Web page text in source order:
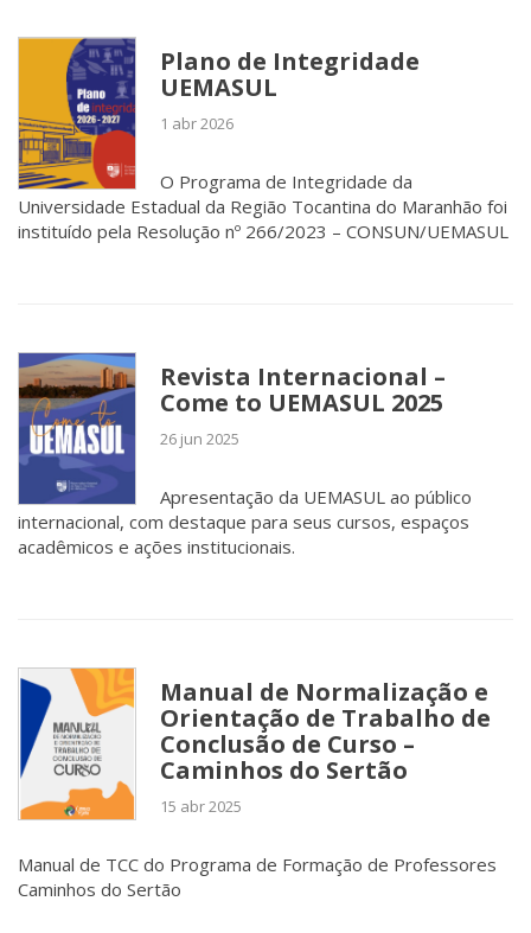
Plano de Integridade
UEMASUL
1 abr 2026
O Programa de Integridade da
Universidade Estadual da Região Tocantina do Maranhão foi
instituído pela Resolução nº 266/2023 – CONSUN/UEMASUL
Revista Internacional –
Come to UEMASUL 2025
26 jun 2025
Apresentação da UEMASUL ao público
internacional, com destaque para seus cursos, espaços
acadêmicos e ações institucionais.
Manual de Normalização e
Orientação de Trabalho de
Conclusão de Curso –
Caminhos do Sertão
15 abr 2025
Manual de TCC do Programa de Formação de Professores
Caminhos do Sertão